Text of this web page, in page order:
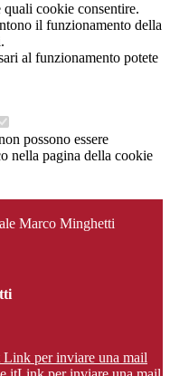
quali cookie consentire.
il funzionamento della
al funzionamento potete
possono essere
nella pagina della cookie
Marco Minghetti
Link per inviare una mail